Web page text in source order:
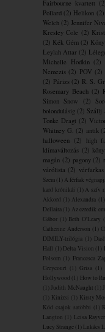
Fairbourne kvartett
Pollard (2) Helikon (2)
Welch (2) Jennifer
Kresley Cole (2)
(2) Kék Gém (2)
Leylah Attar (2)
Michelle Hodkin (2)
Nemezis (2) POV (2)
(2) Párizs (2) R. S.
Rosemary Beach (2)
Simon Snow
(2)
bolondulásig (2) Szállj
Tonke Dragt (2)
Whitney G. (2) antik
halloween (2) high
klímaváltozás (2)
magán (2) pagony (2)
várólista (2) vérfarkas
Szem (1) A férfiak
kard krónikái
(1) A szív
Akkord
(1) Alexandra (1)
Dellaira (1) Az ezredik
Gábor
(1) Beth O'Leary
Catherine Anderson
(1)
DIMILY-trilógia
(1)
Hall
(1) Delta Vision (1)
Folsom
(1) Francesca
Greycourt
(1) Grisa (1)
Hollywood
(1) How to
(1)Judith McNaught (1)
(1) Kinizsi (1) Kirsty
Kód csajok satöbbi
(1)
Langton
(1) Leisa Rayven
Lucy Strange (1) Lukács